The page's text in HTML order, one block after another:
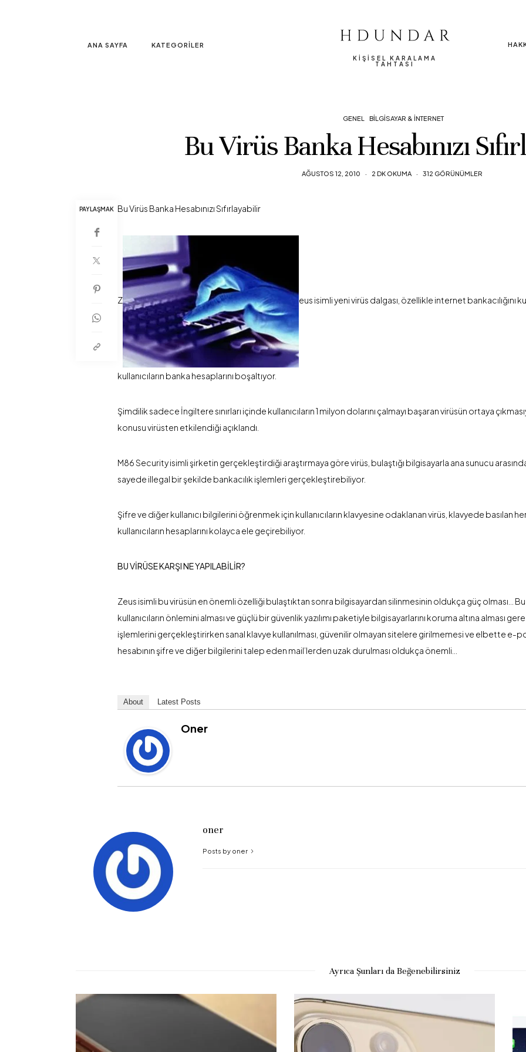
ANA SAYFA KATEGORILER
KIŞISEL KARALAMA
TAHTASI
GENEL BILGISAYAR & İNTERNET
Bu Virüs Banka Hesabınızı
AĞUSTOS 12, 2010 2 DK OKUMA 312 GÖRÜNÜMLER
PAYLAŞMAK Bu Virüs Banka Hesabınızı Sıfırlayabilir
Z eus isimli yeni virüs dalgası, özellikle internet bankacılığını
kullanıcıların banka hesaplarını boşaltıyor.
Şimdilik sadece İngiltere sınırları içinde kullanıcıların 1 milyon dolarını çalmayı başaran virüsün ortaya
konusu virüsten etkilendiği açıklandı.
M86 Security isimli şirketin gerçekleştirdiği araştırmaya göre virüs, bulaştığı bilgisayarla ana sunucu
sayede illegal bir şekilde bankacılık işlemleri gerçekleştirebiliyor.
Şifre ve diğer kullanıcı bilgilerini öğrenmek için kullanıcıların klavyesine odaklanan virüs, klavyede basılan
kullanıcıların hesaplarını kolayca ele geçirebiliyor.
BU VİRÜSE KARŞI NE YAPILABİLİR?
Zeus isimli bu virüsün en önemli özelliği bulaştıktan sonra bilgisayardan silinmesinin oldukça güç olması…
kullanıcıların önlemini alması ve güçlü bir güvenlik yazılımı paketiyle bilgisayarlarını koruma altına alması
işlemlerini gerçekleştirirken sanal klavye kullanılması, güvenilir olmayan sitelere girilmemesi ve elbette e-
hesabının şifre ve diğer bilgilerini talep eden mail’lerden uzak durulması oldukça önemli…
About Latest Posts
Oner
oner
Posts by oner
Ayrıca Şunları da Beğenebilirsiniz